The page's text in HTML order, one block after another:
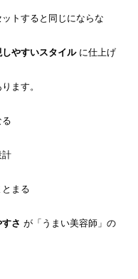
トすると同じにならな
やすいスタイルに仕上げ
ます。
計
まる
さ が「うまい美容師」の